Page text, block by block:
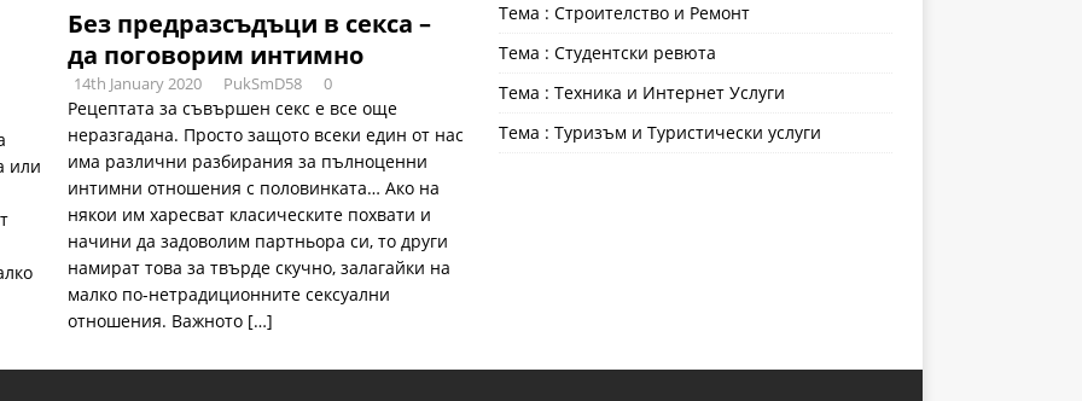
или
Без предразсъдъци в секса –
да поговорим интимно
14th January 2020 PukSmD58 0
Рецептата за съвършен секс е все още
неразгадана. Просто защото всеки един от нас
има различни разбирания за пълноценни
интимни отношения с половинката… Ако на
някои им харесват класическите похвати и
начини да задоволим партньора си, то други
намират това за твърде скучно, залагайки на
малко по-нетрадиционните сексуални
отношения. Важното […]
Тема : Строителство и Ремонт
Тема : Студентски ревюта
Тема : Техника и Интернет Услуги
Тема : Туризъм и Туристически услуги